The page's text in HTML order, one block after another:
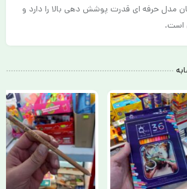
پلیکان مدل حرفه ای قدرت پوشش دهی بالا را دارد و
است.